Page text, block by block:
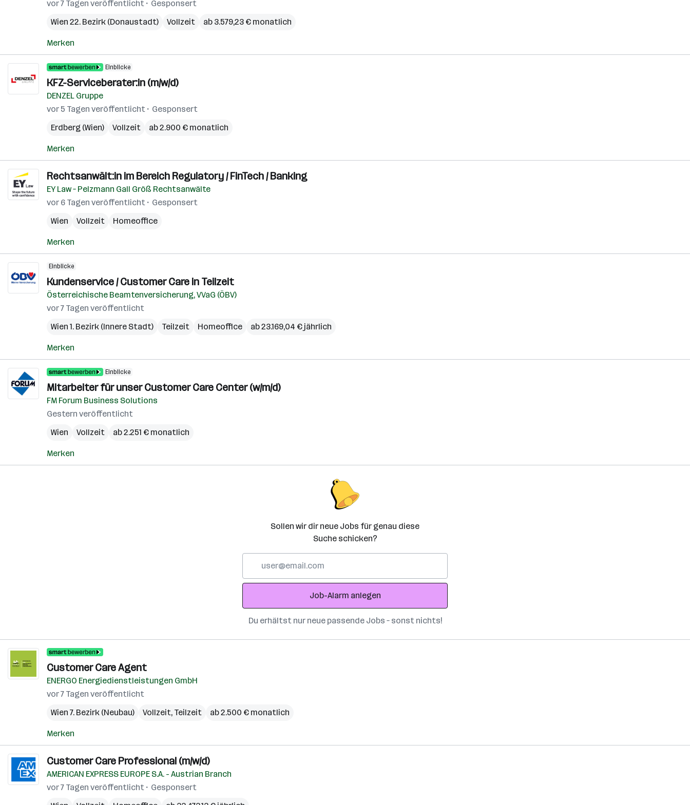
vor 7 Tagen veröffentlicht
Gesponsert
Wien 22. Bezirk (Donaustadt)
Vollzeit ab 3.579,23 € monatlich
Merken
Einblicke
KFZ-Serviceberater:in (m/w/d)
DENZEL Gruppe
vor 5 Tagen veröffentlicht
Gesponsert
Erdberg (Wien)
Vollzeit ab 2.900 € monatlich
Merken
Rechtsanwält:in im Bereich Regulatory / FinTech / Banking
EY Law – Pelzmann Gall Größ Rechtsanwälte
vor 6 Tagen veröffentlicht
Gesponsert
Wien
Vollzeit Homeoffice
Merken
Einblicke
Kundenservice / Customer Care in Teilzeit
Österreichische Beamtenversicherung, VVaG (ÖBV)
vor 7 Tagen veröffentlicht
Wien 1. Bezirk (Innere Stadt)
Teilzeit Homeoffice ab 23.169,04 € jährlich
Merken
Einblicke
Mitarbeiter für unser Customer Care Center (w/m/d)
FM Forum Business Solutions
Gestern veröffentlicht
Wien
Vollzeit ab 2.251 € monatlich
Merken
Sollen wir dir neue Jobs für genau diese
Suche schicken?
Adresse
Job-Alarm anlegen
Du erhältst nur neue passende Jobs – sonst nichts!
Customer Care Agent
ENERGO Energiedienstleistungen GmbH
vor 7 Tagen veröffentlicht
Wien 7. Bezirk (Neubau)
Vollzeit, Teilzeit ab 2.500 € monatlich
Merken
Customer Care Professional (m/w/d)
AMERICAN EXPRESS EUROPE S.A. - Austrian Branch
vor 7 Tagen veröffentlicht
Gesponsert